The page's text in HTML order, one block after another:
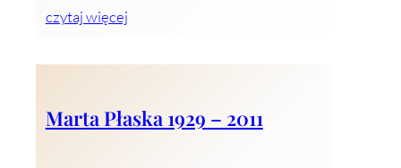
czytaj więcej
Marta Płaska 1929 – 2011